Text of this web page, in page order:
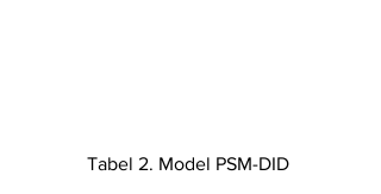
Tabel 2. Model PSM-DID